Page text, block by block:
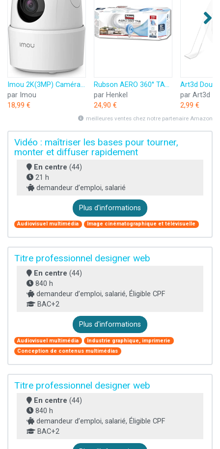
Imou 2K(3MP) Caméra Surveillance WiFi Intérieure Caméra 360° Connectée Smartphone avec Détection Humaine AI Suivi Intelligent Sirène Audio Bidirectionnel Compatible Alexa pour Bébé/Animaux
par Imou
18,99 €
Rubson AERO 360° TAB, recharges en tabs neutres pour absorbeur d'humidité, ultra absorbantes et anti odeurs recharges pour déshumidificateurs AERO 360°, 6 x 450 g
par Henkel
24,90 €
par Art3d
2,99 €
meilleures ventes chez notre partenaire Amazon
Vidéo : maîtriser les bases pour tourner,
monter et diffuser rapidement
En centre (44)
21 h
demandeur d’emploi, salarié
Plus d'informations
Audiovisuel multimédia Image cinématographique et télévisuelle
Titre professionnel designer web
En centre (44)
840 h
demandeur d’emploi, salarié, Éligible CPF
BAC+2
Plus d'informations
Audiovisuel multimédia
Industrie graphique, imprimerie
Conception de contenus multimédias
Titre professionnel designer web
En centre (44)
840 h
demandeur d’emploi, salarié, Éligible CPF
BAC+2